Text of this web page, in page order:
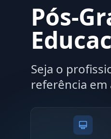
Pós-
Seja o
referência